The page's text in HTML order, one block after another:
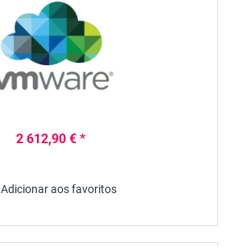
2 612,90 € *
Adicionar aos favoritos